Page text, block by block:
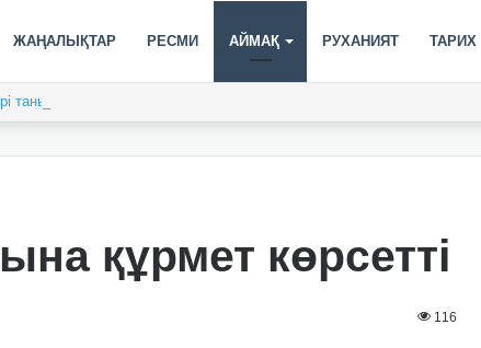
ЖАҢАЛЫҚТАР РЕСМИ АЙМАҚ РУХАНИЯТ ТАРИХ
таныстырылады
құрмет көрсетті
116